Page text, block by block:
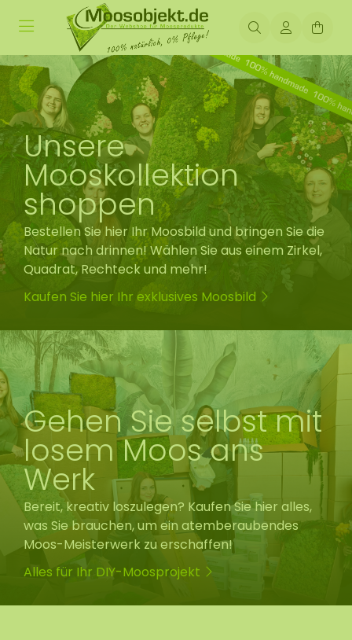
Unsere
Mooskollektion
shoppen
Bestellen Sie hier Ihr Moosbild und bringen Sie die
Natur nach drinnen! Wählen Sie aus einem Zirkel,
Quadrat, Rechteck und mehr!
Kaufen Sie hier Ihr exklusives Moosbild
Gehen Sie selbst mit
losem Moos ans
Werk
Bereit, kreativ loszulegen? Kaufen Sie hier alles,
was Sie brauchen, um ein atemberaubendes
Moos-Meisterwerk zu erschaffen!
Alles für Ihr DIY-Moosprojekt